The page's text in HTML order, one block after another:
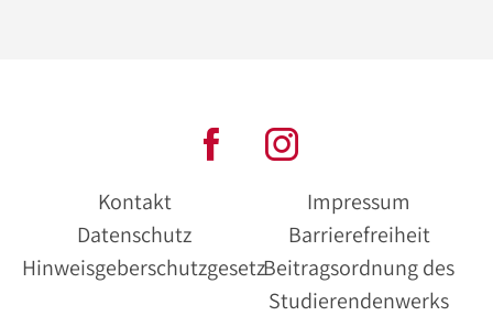
Kontakt
Impressum
Datenschutz
Barrierefreiheit
HinweisgeberschutzgesetzBeitragsordnung des
Studierendenwerks